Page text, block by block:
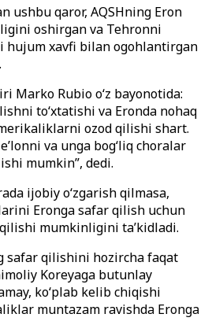
ushbu qaror, AQSHning Eron
oshirgan va Tehronni
hujum xavfi bilan ogohlantirgan
Marko Rubio o‘z bayonotida:
to‘xtatishi va Eronda nohaq
ozod qilishi shart.
va unga bog‘liq choralar
mumkin”, dedi.
ijobiy o‘zgarish qilmasa,
Eronga safar qilish uchun
mumkinligini ta’kidladi.
safar qilishini hozircha faqat
Koreyaga butunlay
ko‘plab kelib chiqishi
muntazam ravishda Eronga